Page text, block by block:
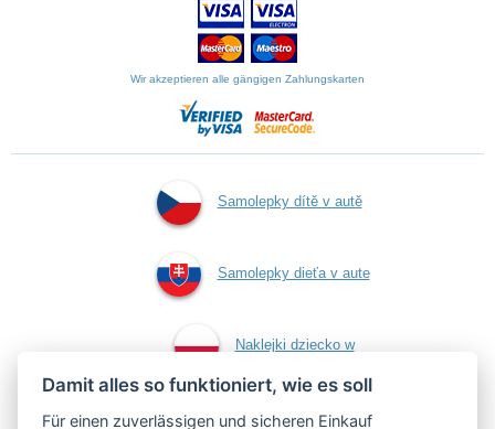
Wir akzeptieren alle gängigen Zahlungskarten
Samolepky dítě v autě
Samolepky dieťa v aute
Naklejki dziecko w
aucie
Damit alles so funktioniert, wie es soll
Für einen zuverlässigen und sicheren Einkauf